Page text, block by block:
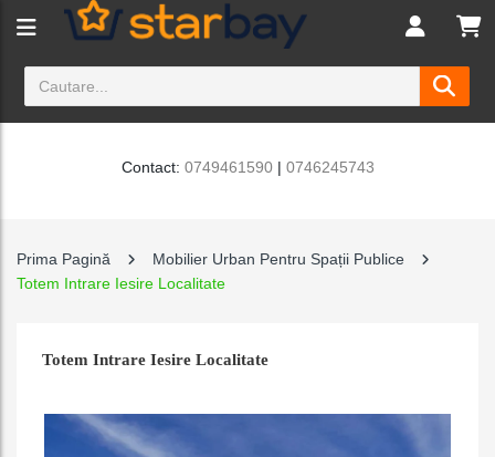
Contact: 0749461590| 0746245743
Prima Pagină
Mobilier Urban Pentru Spații Publice
Totem Intrare Iesire Localitate
Totem Intrare Iesire Localitate